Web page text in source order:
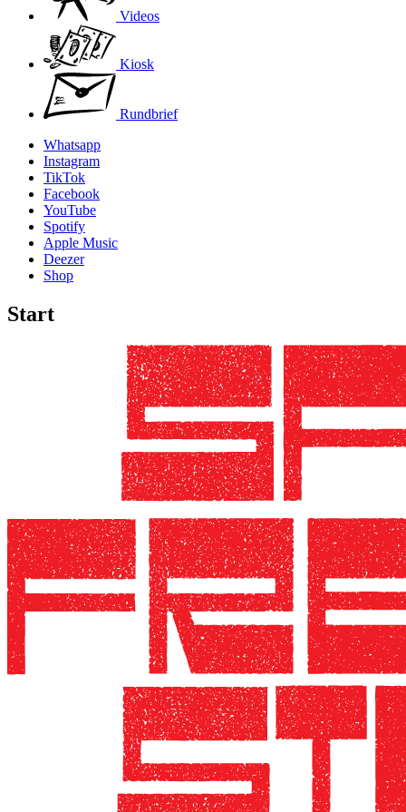
Videos
Kiosk
Rundbrief
Whatsapp
Instagram
TikTok
Facebook
YouTube
Spotify
Apple Music
Deezer
Shop
Start